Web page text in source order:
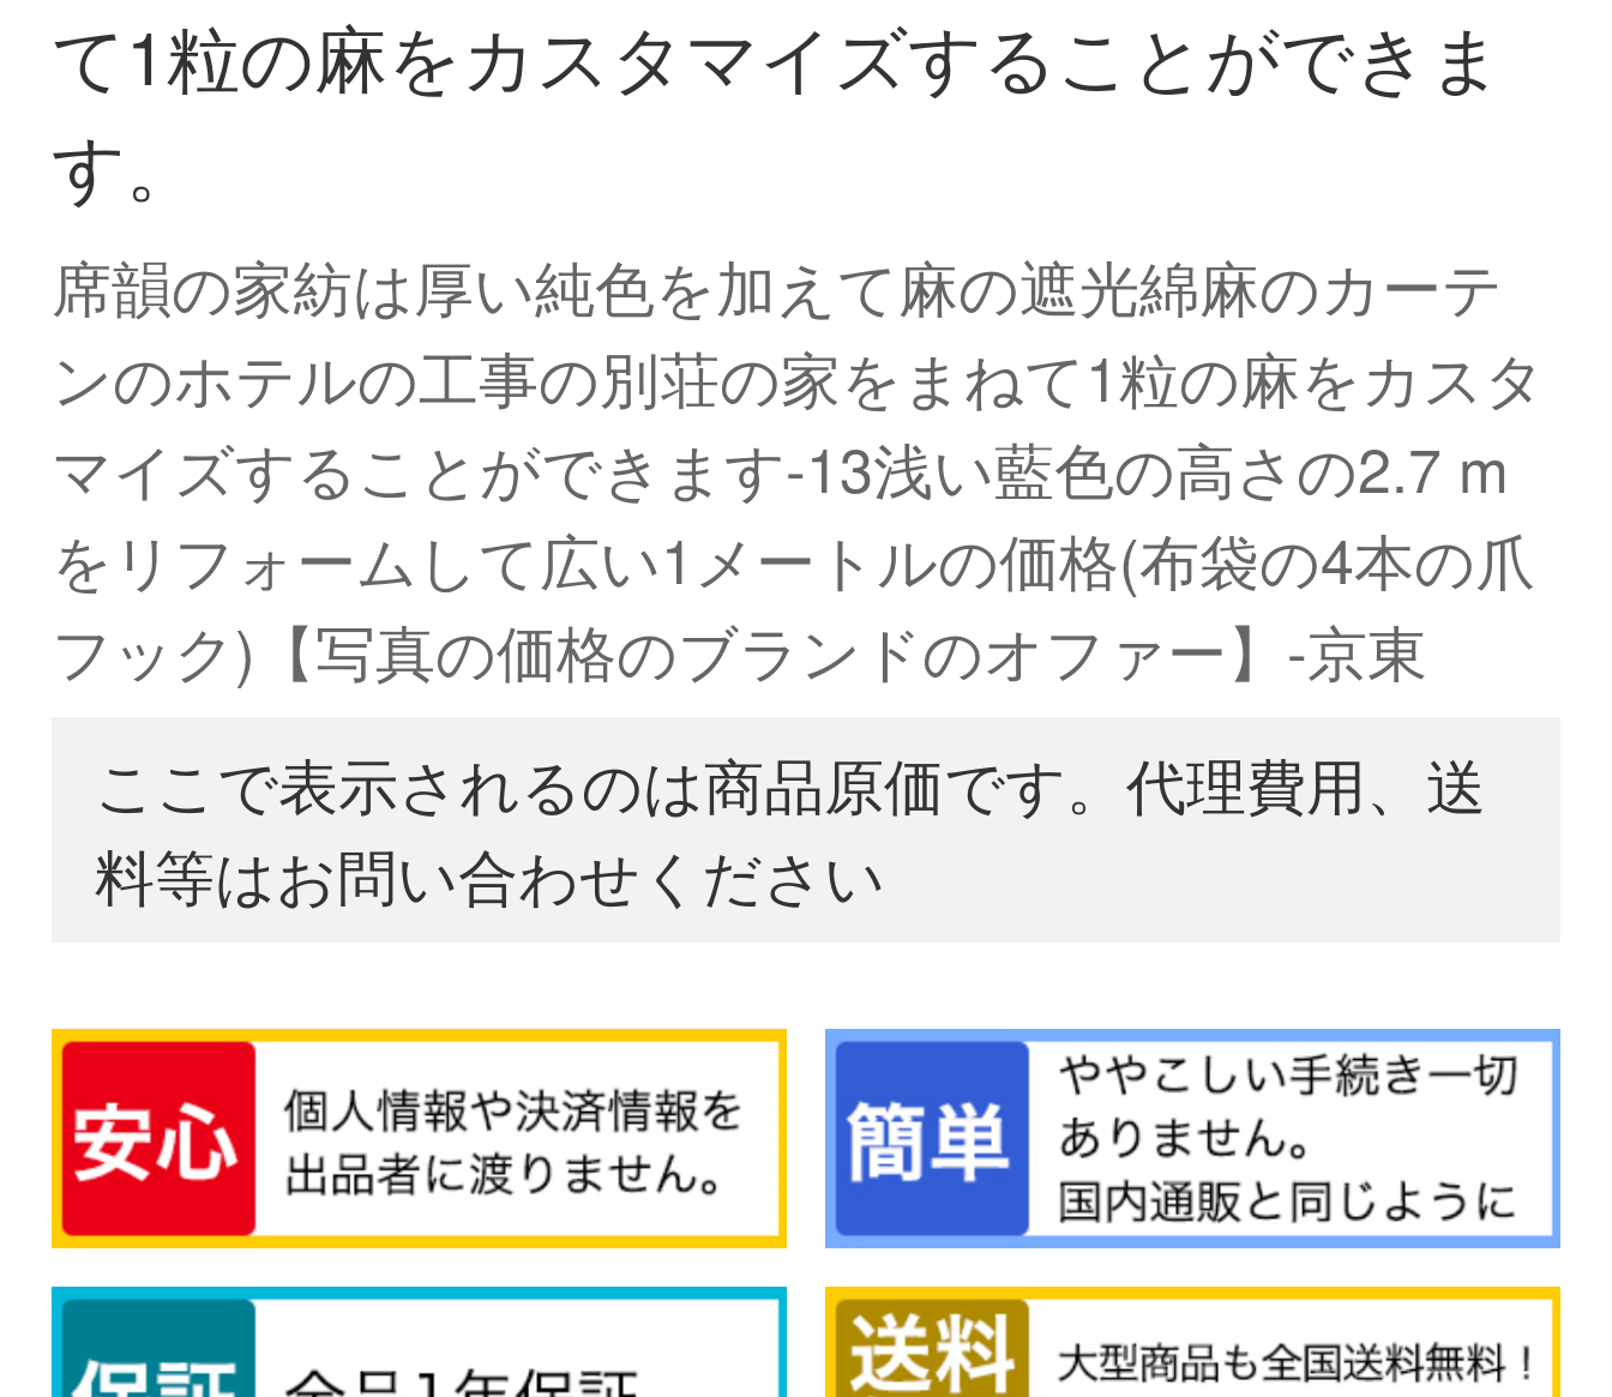
て1粒の麻をカスタマイズすることができま
す。
席韻の家紡は厚い純色を加えて麻の遮光綿麻のカーテ
ンのホテルの工事の別荘の家をまねて1粒の麻をカスタ
マイズすることができます-13浅い藍色の高さの2.7 m
をリフォームして広い1メートルの価格(布袋の4本の爪
フック)【写真の価格のブランドのオファー】-京東
ここで表示されるのは商品原価です。代理費用、送
料等はお問い合わせください